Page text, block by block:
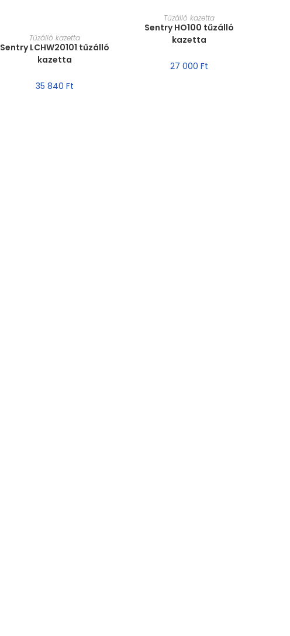
MÉRET VÁLASZTÁSA
Tűzálló kazetta
Sentry LCHW20101 tűzálló
kazetta
35 840Ft
MÉRET VÁLASZTÁSA
Tűzálló kazetta
Sentry HO100 tűzálló
kazetta
27 000Ft